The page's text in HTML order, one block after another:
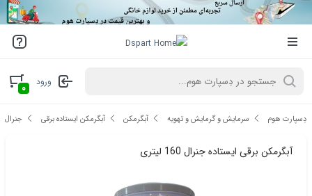
ورود ۰
دِسپارت هوم سرمایش و گرمایش و تهویه آبگرمکن آبگرمکن ایستاده برقی جنرال
آبگرمکن برقی ایستاده جنرال 160 لیتری